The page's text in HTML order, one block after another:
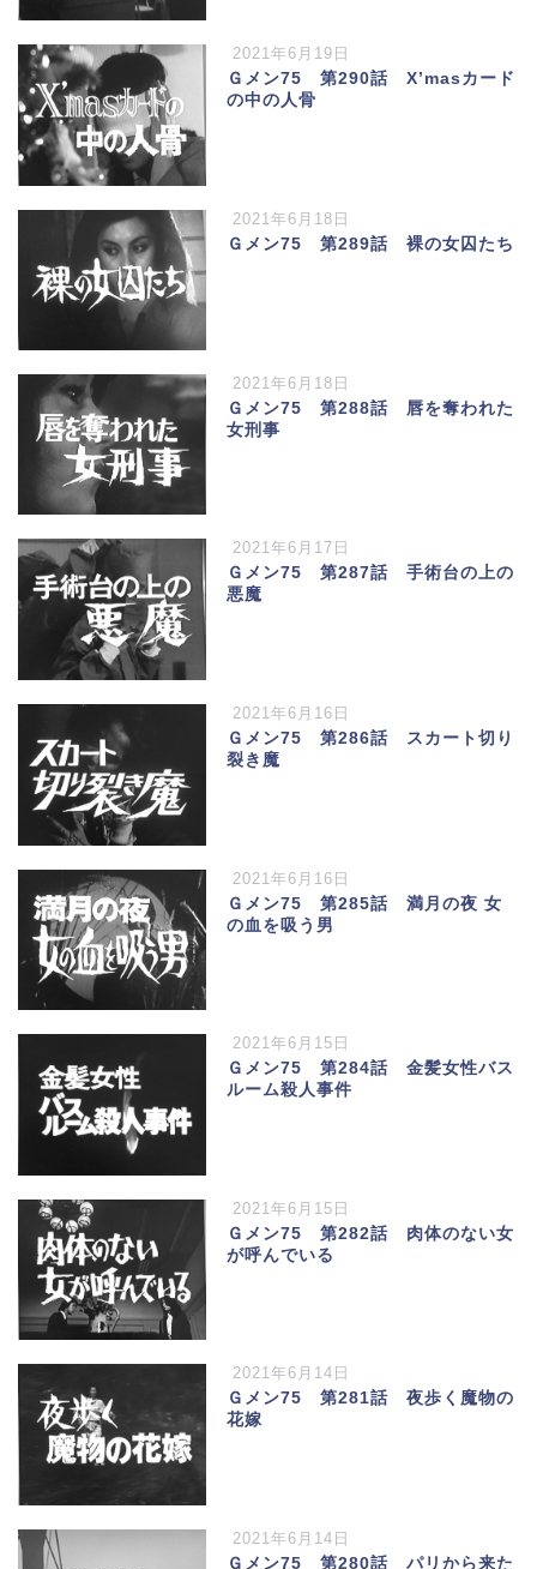
2021年6月19日
Ｇメン75 第290話 X’masカード
の中の人骨
2021年6月18日
Ｇメン75 第289話 裸の女囚たち
2021年6月18日
Ｇメン75 第288話 唇を奪われた
女刑事
2021年6月17日
Ｇメン75 第287話 手術台の上の
悪魔
2021年6月16日
Ｇメン75 第286話 スカート切り
裂き魔
2021年6月16日
Ｇメン75 第285話 満月の夜 女
の血を吸う男
2021年6月15日
Ｇメン75 第284話 金髪女性バス
ルーム殺人事件
2021年6月15日
Ｇメン75 第282話 肉体のない女
が呼んでいる
2021年6月14日
Ｇメン75 第281話 夜歩く魔物の
花嫁
2021年6月14日
Ｇメン75 第280話 パリから来た